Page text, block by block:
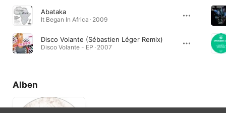
Abataka
It Began In Africa · 2009
Disco Volante (Sébastien Léger Remix)
Disco Volante - EP · 2007
Alben